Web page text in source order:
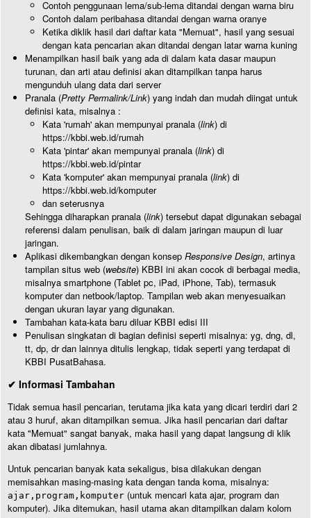
Contoh penggunaan lema/sub-lema ditandai dengan warna biru
Contoh dalam peribahasa ditandai dengan warna oranye
Ketika diklik hasil dari daftar kata "Memuat", hasil yang sesuai
dengan kata pencarian akan ditandai dengan latar warna kuning
Menampilkan hasil baik yang ada di dalam kata dasar maupun
turunan, dan arti atau definisi akan ditampilkan tanpa harus
mengunduh ulang data dari server
Pranala (Pretty Permalink/Link) yang indah dan mudah diingat untuk
definisi kata, misalnya :
Kata 'rumah' akan mempunyai pranala (link) di
https://kbbi.web.id/rumah
Kata 'pintar' akan mempunyai pranala (link) di
https://kbbi.web.id/pintar
Kata 'komputer' akan mempunyai pranala (link) di
https://kbbi.web.id/komputer
dan seterusnya
Sehingga diharapkan pranala (link) tersebut dapat digunakan sebagai
referensi dalam penulisan, baik di dalam jaringan maupun di luar
jaringan.
Aplikasi dikembangkan dengan konsep Responsive Design, artinya
tampilan situs web (website) KBBI ini akan cocok di berbagai media,
misalnya smartphone (Tablet pc, iPad, iPhone, Tab), termasuk
komputer dan netbook/laptop. Tampilan web akan menyesuaikan
dengan ukuran layar yang digunakan.
Tambahan kata-kata baru diluar KBBI edisi III
Penulisan singkatan di bagian definisi seperti misalnya: yg, dng, dl,
tt, dp, dr dan lainnya ditulis lengkap, tidak seperti yang terdapat di
KBBI PusatBahasa.
✔ Informasi Tambahan
Tidak semua hasil pencarian, terutama jika kata yang dicari terdiri dari 2
atau 3 huruf, akan ditampilkan semua. Jika hasil pencarian dari daftar
kata "Memuat" sangat banyak, maka hasil yang dapat langsung di klik
akan dibatasi jumlahnya.
Untuk pencarian banyak kata sekaligus, bisa dilakukan dengan
memisahkan masing-masing kata dengan tanda koma, misalnya:
ajar,program,komputer (untuk mencari kata ajar, program dan
komputer). Jika ditemukan, hasil utama akan ditampilkan dalam kolom